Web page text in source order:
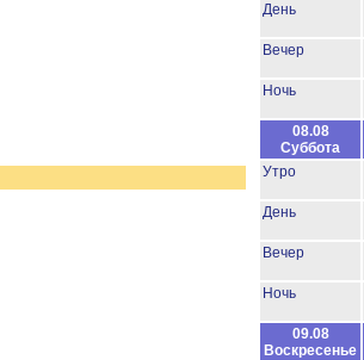
День
Вечер
Ночь
08.08
Суббота
Утро
День
Вечер
Ночь
09.08
Воскресенье